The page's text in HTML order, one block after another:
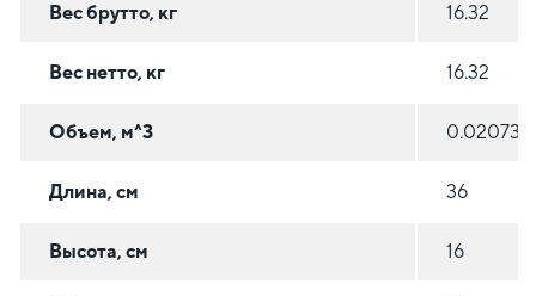
Вес брутто, кг 16.32
Вес нетто, кг 16.32
Объем, м^3 0.020736
Длина, см 36
Высота, см 16